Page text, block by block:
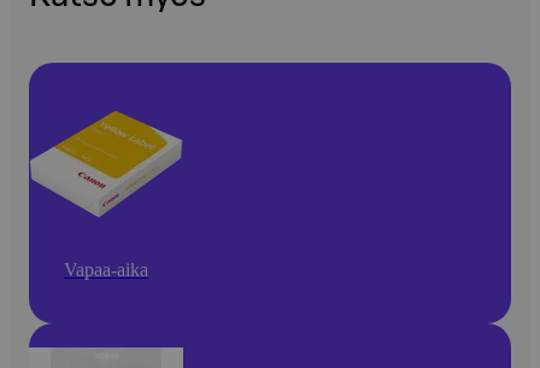
Vapaa-aika